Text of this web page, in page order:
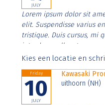
JULY
Lorem ipsum dolor sit
elit. Suspendisse varius
tristique. Duis cursus, mi
interdum nulla, ut
Aenean faucibus nibh et
Kies een locatie en
Friday
10
JULY
Kawasaki
uithoorn (NH)